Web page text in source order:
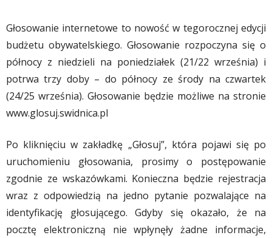
Głosowanie internetowe to nowość w tegorocznej edycji
budżetu obywatelskiego. Głosowanie rozpoczyna się o
północy z niedzieli na poniedziałek (21/22 września) i
potrwa trzy doby – do północy ze środy na czwartek
(24/25 września). Głosowanie będzie możliwe na stronie
www.glosuj.swidnica.pl
Po kliknięciu w zakładkę „Głosuj”, która pojawi się po
uruchomieniu głosowania, prosimy o postępowanie
zgodnie ze wskazówkami. Konieczna będzie rejestracja
wraz z odpowiedzią na jedno pytanie pozwalające na
identyfikację głosującego. Gdyby się okazało, że na
pocztę elektroniczną nie wpłynęły żadne informacje,